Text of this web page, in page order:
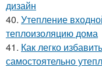
дизайн
40. Утепление
теплоизоляцию дома
41. Как легко
самостоятельно